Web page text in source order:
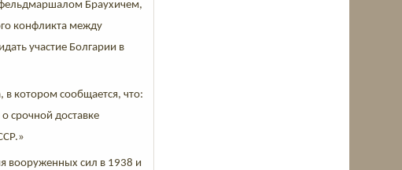
Браухичем,
конфликта между
участие Болгарии в
в котором сообщается, что:
срочной доставке
вооруженных сил в 1938 и